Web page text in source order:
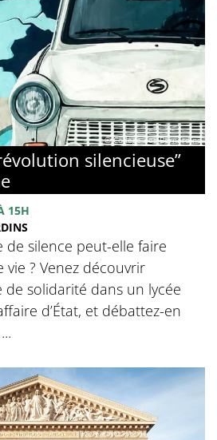
© Collège des Bernardins
silencieuse”
15H
de silence peut-elle faire
? Venez découvrir
solidarité dans un lycée
d’État, et débattez-en